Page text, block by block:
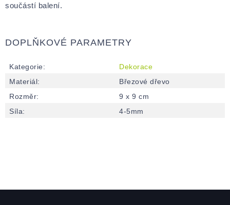
součástí balení.
DOPLŇKOVÉ PARAMETRY
Kategorie:
Dekorace
Materiál:
Březové dřevo
Rozměr:
9 x 9 cm
Síla: 4-5mm